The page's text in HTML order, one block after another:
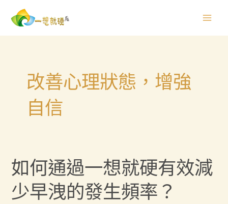
主
改善心理狀態，增強
自信
如何通過一想就硬有效減
少早洩的發生頻率？
如
何
通